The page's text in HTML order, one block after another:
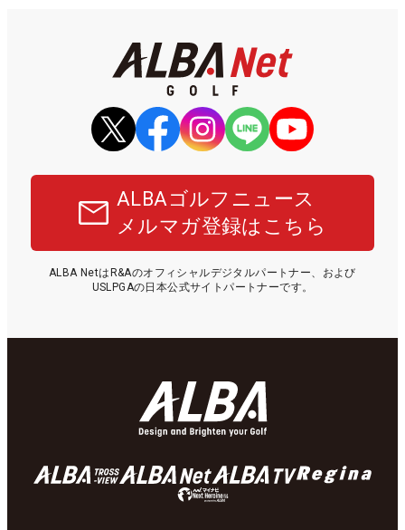
ALBAゴルフニュース
メルマガ登録はこちら
ALBA NetはR&Aのオフィシャルデジタルパートナー、および
USLPGAの日本公式サイトパートナーです。